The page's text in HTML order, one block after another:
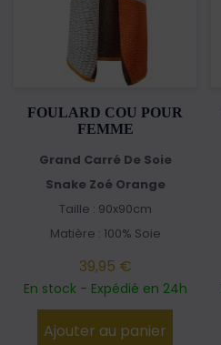
FOULARD COU POUR
FEMME
Grand Carré De Soie
Snake Zoé Orange
Taille : 90x90cm
Matière : 100% Soie
39,95 €
En stock - Expédié en 24h
Ajouter au panier